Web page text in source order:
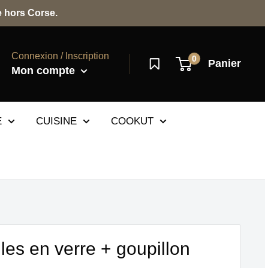
hors Corse.
Connexion / Inscription
Mon compte
0 Panier
CUISINE COOKUT
en verre + goupillon